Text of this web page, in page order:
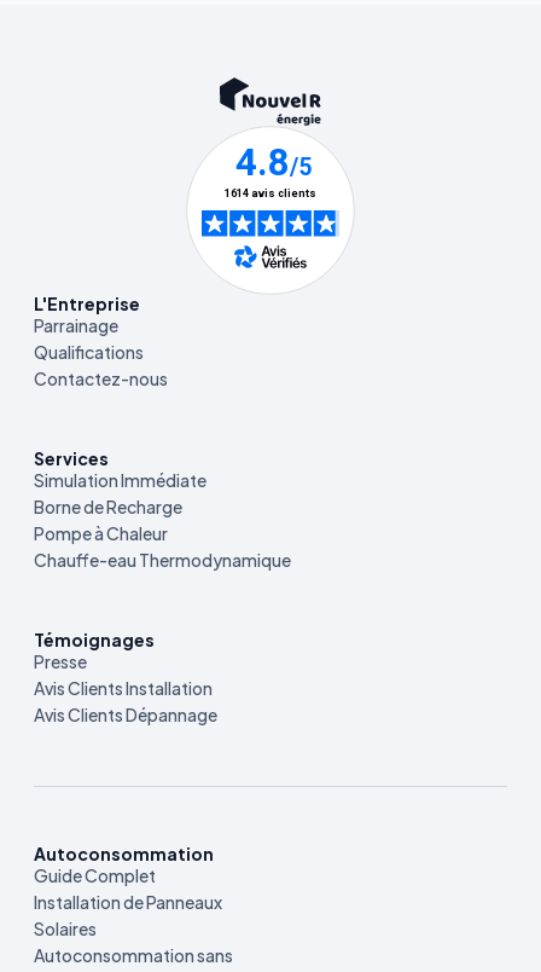
L'Entreprise
Parrainage
Qualifications
Contactez-nous
Services
Simulation Immédiate
Borne de Recharge
Pompe à Chaleur
Chauffe-eau Thermodynamique
Témoignages
Presse
Avis Clients Installation
Avis Clients Dépannage
Autoconsommation
Guide Complet
Installation de Panneaux
Solaires
Autoconsommation sans